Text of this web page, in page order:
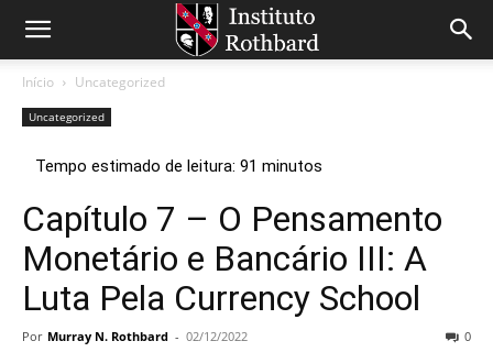
Início Uncategorized
Uncategorized
Capítulo 7 – O Pensamento
Monetário e Bancário III: A
Luta Pela Currency School
Por Murray N. Rothbard - 02/12/2022 0